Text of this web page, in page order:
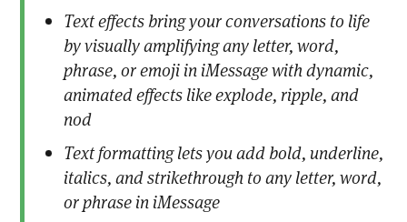
Text effects bring your conversations to life
by visually amplifying any letter, word,
phrase, or emoji in iMessage with dynamic,
animated effects like explode, ripple, and
nod
Text formatting lets you add bold, underline,
italics, and strikethrough to any letter, word,
or phrase in iMessage